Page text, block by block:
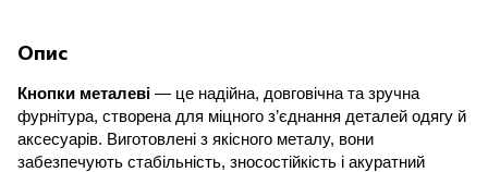
Опис
Кнопки металеві — це надійна, довговічна та зручна
фурнітура, створена для міцного з’єднання деталей одягу й
аксесуарів. Виготовлені з якісного металу, вони
забезпечують стабільність, зносостійкість і акуратний